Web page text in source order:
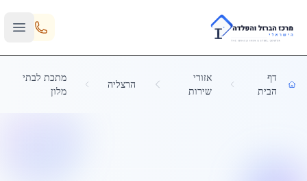
Skip to main content
דף
הבית
אזורי
שירות
הרצליה
מתכת לבתי
מלון